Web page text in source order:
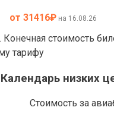
от 31416₽ на 16.08.26
стоимость
тарифу
Календарь низких
Стоимость за